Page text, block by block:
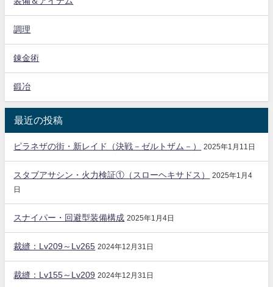
調理
錬金術
鍛冶
最近の投稿
ピラネザの街・新レイド（決戦－ゼルトザム－） 2025年1月11日
スタブアサシン・火力検証①（スローヘキサドス）
2025年1月4
日
スナイパー・回避型装備構成 2025年1月4日
裁縫：Lv209～Lv265 2024年12月31日
裁縫：Lv155～Lv209 2024年12月31日